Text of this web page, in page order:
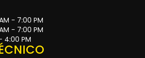
- 7:00 PM
- 7:00 PM
4:00 PM